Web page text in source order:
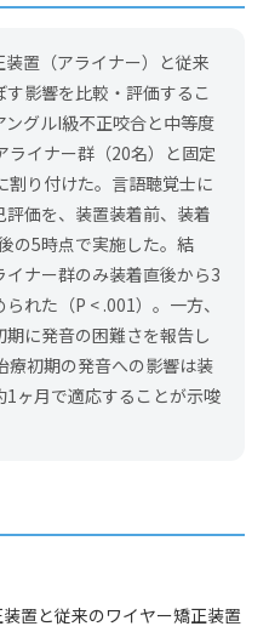
置（アライナー）と従来
影響を比較・評価するこ
グルI級不正咬合と中等度
ライナー群（20名）と固定
割り付けた。言語聴覚士に
価を、装置装着前、装着
の5時点で実施した。結
ナー群のみ装着直後から3
れた（P < .001）。一方、
に発音の困難さを報告し
療初期の発音への影響は装
ヶ月で適応することが示唆
置と従来のワイヤー矯正装置